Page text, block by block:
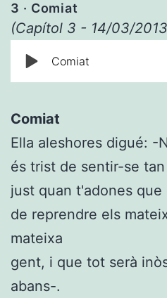
3 · Comiat
(Capítol 3 - 14/03/
Comiat
Comiat
Ella aleshores digué: -
és trist de sentir-se
just quan t'adones
de reprendre els
mateixa
gent, i que tot serà
abans-.